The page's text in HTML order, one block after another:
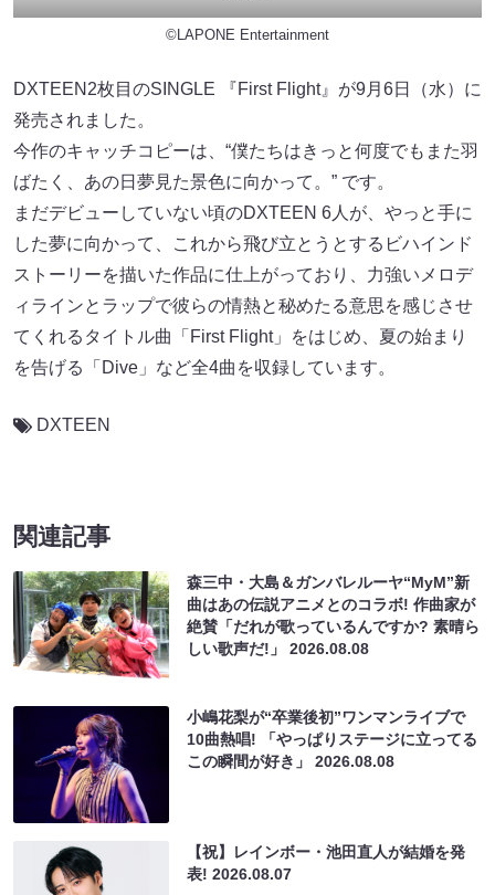
©LAPONE Entertainment
DXTEEN2枚⽬のSINGLE 『First Flight』が9⽉6⽇（⽔）に
発売されました。
今作のキャッチコピーは、“僕たちはきっと何度でもまた⽻
ばたく、あの⽇夢⾒た景⾊に向かって。” です。
まだデビューしていない頃のDXTEEN 6⼈が、やっと⼿に
した夢に向かって、これから⾶び⽴とうとするビハインド
ストーリーを描いた作品に仕上がっており、⼒強いメロデ
ィラインとラップで彼らの情熱と秘めたる意思を感じさせ
てくれるタイトル曲「First Flight」をはじめ、夏の始まり
を告げる「Dive」など全4曲を収録しています。
DXTEEN
関連記事
森三中・大島＆ガンバレルーヤ“MyM”新
曲はあの伝説アニメとのコラボ! 作曲家が
絶賛「だれが歌っているんですか? 素晴ら
しい歌声だ!」2026.08.08
小嶋花梨が“卒業後初”ワンマンライブで
10曲熱唱! 「やっぱりステージに立ってる
この瞬間が好き」2026.08.08
【祝】レインボー・池田直人が結婚を発
表!2026.08.07